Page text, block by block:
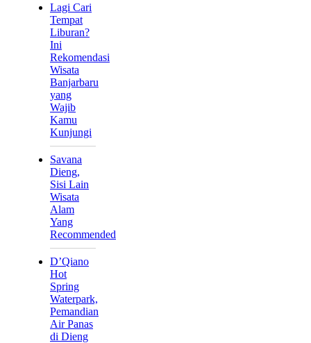
Lagi Cari
Tempat
Liburan?
Ini
Rekomendasi
Wisata
Banjarbaru
yang
Wajib
Kamu
Kunjungi
Savana
Dieng,
Sisi Lain
Wisata
Alam
Yang
Recommended
D’Qiano
Hot
Spring
Waterpark,
Pemandian
Air Panas
di Dieng